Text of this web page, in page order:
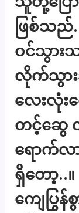
ဖြစ်သ
ဝင်သွာ
လိုက်သွား
လေးလုံး
တင့်ဆွေ
ရောက်လ
ရှိတော့..
ကျေပြွန်